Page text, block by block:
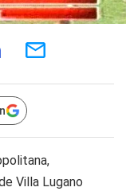
Villa Lugano